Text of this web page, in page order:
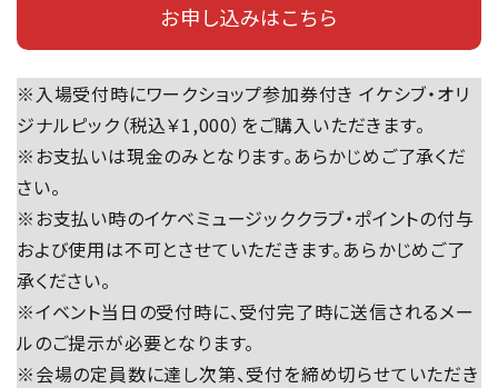
お申し込みはこちら
※入場受付時にワークショップ参加券付き イケシブ・オリ
ジナルピック（税込￥1,000）をご購入いただきます。
※お支払いは現金のみとなります。あらかじめご了承くだ
さい。
※お支払い時のイケベミュージッククラブ・ポイントの付与
および使用は不可とさせていただきます。あらかじめご了
承ください。
※イベント当日の受付時に、受付完了時に送信されるメー
ルのご提示が必要となります。
※会場の定員数に達し次第、受付を締め切らせていただき